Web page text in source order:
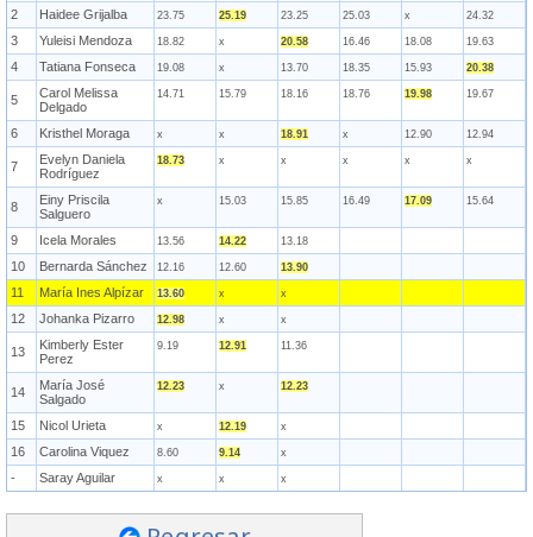
2 Haidee Grijalba 23.75 25.19 23.25 25.03 x 24.32
3 Yuleisi Mendoza 18.82 x 20.58 16.46 18.08 19.63
4 Tatiana Fonseca 19.08 x 13.70 18.35 15.93 20.38
5
Carol Melissa
Delgado
14.71 15.79 18.16 18.76 19.98 19.67
6 Kristhel Moraga x x 18.91 x 12.90 12.94
7
Evelyn Daniela
Rodríguez
18.73 x x x x x
8
Einy Priscila
Salguero
x 15.03 15.85 16.49 17.09 15.64
9 Icela Morales 13.56 14.22 13.18
10 Bernarda Sánchez 12.16 12.60 13.90
11 María Ines Alpízar 13.60 x x
12 Johanka Pizarro 12.98 x x
13
Kimberly Ester
Perez
9.19 12.91 11.36
14
María José
Salgado
12.23 x 12.23
15 Nicol Urieta x 12.19 x
16 Carolina Viquez 8.60 9.14 x
- Saray Aguilar x x x